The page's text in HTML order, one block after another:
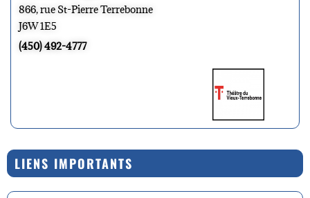
866, rue St-Pierre Terrebonne
J6W 1E5
(450) 492-4777
LIENS IMPORTANTS